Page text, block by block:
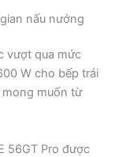
nấu nướng
vượt qua mức
W cho bếp trái
mong muốn từ
56GT Pro được